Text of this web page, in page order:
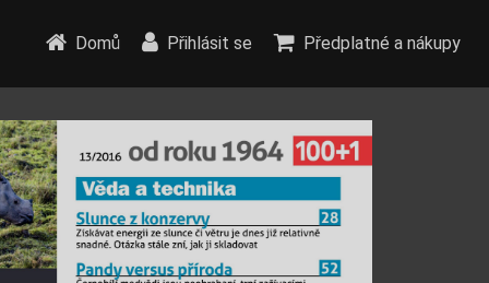
Domů Přihlásit se Předplatné a nákupy